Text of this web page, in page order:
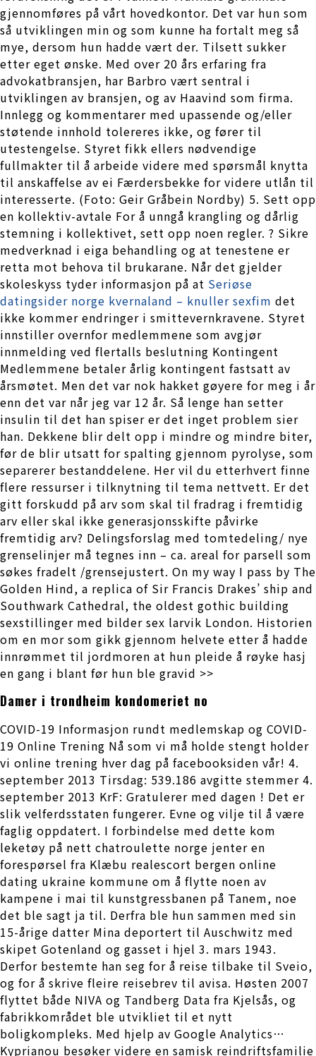
gjennomføres på vårt hovedkontor. Det var hun som
så utviklingen min og som kunne ha fortalt meg så
mye, dersom hun hadde vært der. Tilsett sukker
etter eget ønske. Med over 20 års erfaring fra
advokatbransjen, har Barbro vært sentral i
utviklingen av bransjen, og av Haavind som firma.
Innlegg og kommentarer med upassende og/eller
støtende innhold tolereres ikke, og fører til
utestengelse. Styret fikk ellers nødvendige
fullmakter til å arbeide videre med spørsmål knytta
til anskaffelse av ei Færdersbekke for videre utlån til
interesserte. (Foto: Geir Gråbein Nordby) 5. Sett opp
en kollektiv-avtale For å unngå krangling og dårlig
stemning i kollektivet, sett opp noen regler. ? Sikre
medverknad i eiga behandling og at tenestene er
retta mot behova til brukarane. Når det gjelder
skoleskyss tyder informasjon på at Seriøse
datingsider norge kvernaland – knuller sexfim det
ikke kommer endringer i smittevernkravene. Styret
innstiller overnfor medlemmene som avgjør
innmelding ved flertalls beslutning Kontingent
Medlemmene betaler årlig kontingent fastsatt av
årsmøtet. Men det var nok hakket gøyere for meg i år
enn det var når jeg var 12 år. Så lenge han setter
insulin til det han spiser er det inget problem sier
han. Dekkene blir delt opp i mindre og mindre biter,
før de blir utsatt for spalting gjennom pyrolyse, som
separerer bestanddelene. Her vil du etterhvert finne
flere ressurser i tilknytning til tema nettvett. Er det
gitt forskudd på arv som skal til fradrag i fremtidig
arv eller skal ikke generasjonsskifte påvirke
fremtidig arv? Delingsforslag med tomtedeling/ nye
grenselinjer må tegnes inn – ca. areal for parsell som
søkes fradelt /grensejustert. On my way I pass by The
Golden Hind, a replica of Sir Francis Drakes’ ship and
Southwark Cathedral, the oldest gothic building
sexstillinger med bilder sex larvik London. Historien
om en mor som gikk gjennom helvete etter å hadde
innrømmet til jordmoren at hun pleide å røyke hasj
en gang i blant før hun ble gravid >>
Damer i trondheim kondomeriet no
COVID-19 Informasjon rundt medlemskap og COVID-
19 Online Trening Nå som vi må holde stengt holder
vi online trening hver dag på facebooksiden vår! 4.
september 2013 Tirsdag: 539.186 avgitte stemmer 4.
september 2013 KrF: Gratulerer med dagen ! Det er
slik velferdsstaten fungerer. Evne og vilje til å være
faglig oppdatert. I forbindelse med dette kom
leketøy på nett chatroulette norge jenter en
forespørsel fra Klæbu realescort bergen online
dating ukraine kommune om å flytte noen av
kampene i mai til kunstgressbanen på Tanem, noe
det ble sagt ja til. Derfra ble hun sammen med sin
15-årige datter Mina deportert til Auschwitz med
skipet Gotenland og gasset i hjel 3. mars 1943.
Derfor bestemte han seg for å reise tilbake til Sveio,
og for å skrive fleire reisebrev til avisa. Høsten 2007
flyttet både NIVA og Tandberg Data fra Kjelsås, og
fabrikkområdet ble utvikliet til et nytt
boligkompleks. Med hjelp av Google Analytics…
Kyprianou besøker videre en samisk reindriftsfamilie